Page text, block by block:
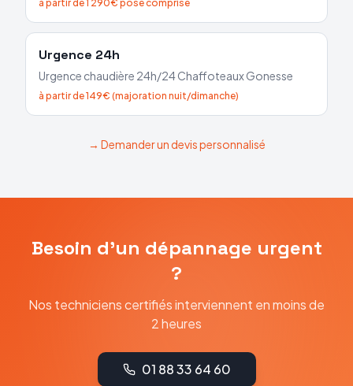
à partir de 1 290€ pose comprise
Urgence 24h
Urgence chaudière 24h/24ChaffoteauxGonesse
à partir de 149€ (majoration nuit/dimanche)
→ Demander un devis personnalisé
Besoin d'un dépannage urgent
?
Nos techniciens certifiés interviennent en moins de
2 heures
01 88 33 64 60